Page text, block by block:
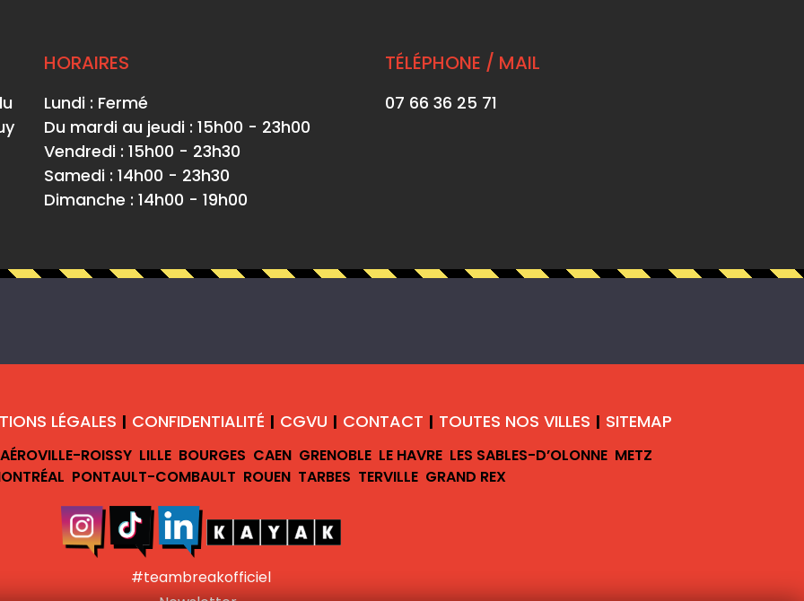
HORAIRES
Lundi : Fermé
Du mardi au jeudi : 15h00 - 23h00
Vendredi : 15h00 - 23h30
Samedi : 14h00 - 23h30
Dimanche : 14h00 - 19h00
TÉLÉPHONE / MAIL
07 66 36 25 71
LÉGALES | CONFIDENTIALITÉ | CGVU | CONTACT | TOUTES NOS VILLES | SITEMAP
AÉROVILLE-ROISSY LILLE BOURGES CAEN GRENOBLE LE HAVRE LES SABLES-D’OLONNE METZ
PONTAULT-COMBAULT ROUEN TARBES TERVILLE GRAND REX
#teambreakofficiel